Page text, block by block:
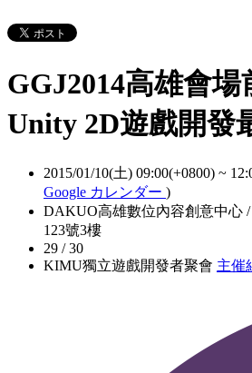
GGJ2014高雄會場
Unity 2D遊戲開發
2015/01/10(土) 09:00(+0800) ~
Google カレンダー )
DAKUO高雄數位內容創意中心
123號3樓
29 / 30
KIMU獨立遊戲開發者聚會 主催